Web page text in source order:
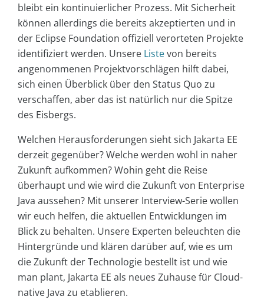
bleibt ein kontinuierlicher Prozess. Mit Sicherheit
können allerdings die bereits akzeptierten und in
der Eclipse Foundation offiziell verorteten Projekte
identifiziert werden. Unsere Listevon bereits
angenommenen Projektvorschlägen hilft dabei,
sich einen Überblick über den Status Quo zu
verschaffen, aber das ist natürlich nur die Spitze
des Eisbergs.
Welchen Herausforderungen sieht sich Jakarta EE
derzeit gegenüber? Welche werden wohl in naher
Zukunft aufkommen? Wohin geht die Reise
überhaupt und wie wird die Zukunft von Enterprise
Java aussehen? Mit unserer Interview-Serie wollen
wir euch helfen, die aktuellen Entwicklungen im
Blick zu behalten. Unsere Experten beleuchten die
Hintergründe und klären darüber auf, wie es um
die Zukunft der Technologie bestellt ist und wie
man plant, Jakarta EE als neues Zuhause für Cloud-
native Java zu etablieren.